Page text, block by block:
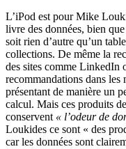
L’iPod est pour Mike
livre des données, bien
soit rien d’autre qu’un
collections. De même la
des sites comme LinkedIn
recommandations dans les
présentant de manière un
calcul. Mais ces produits
conservent « l’odeur de
Loukides ce sont « des
car les données sont